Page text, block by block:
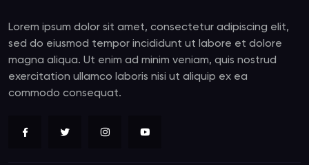
Lorem ipsum dolor sit amet, consectetur adipiscing elit,
sed do eiusmod tempor incididunt ut labore et dolore
magna aliqua. Ut enim ad minim veniam, quis nostrud
exercitation ullamco laboris nisi ut aliquip ex ea
commodo consequat.